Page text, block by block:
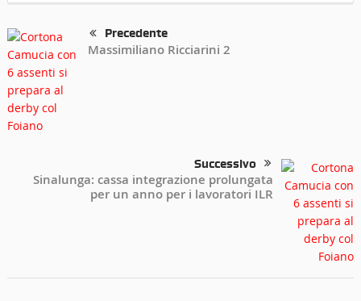
Precedente
Massimiliano Ricciarini 2
Successivo
Sinalunga: cassa integrazione prolungata
per un anno per i lavoratori ILR